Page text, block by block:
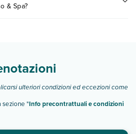
il motore di ricerca e scegli
& Spa?
ulteriori condizioni ed eccezioni come
sezione "Info precontrattuali e condizioni